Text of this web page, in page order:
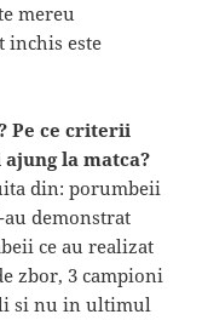
mereu
inchis este
Pe ce criterii
la matca?
din: porumbeii
demonstrat
ce au realizat
zbor, 3 campioni
si nu in ultimul